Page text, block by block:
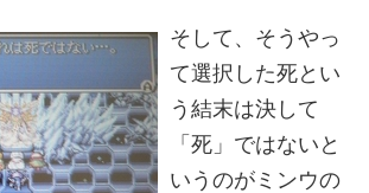
そして、そうやっ
て選択した死とい
う結末は決して
「死」ではないと
いうのがミンウの